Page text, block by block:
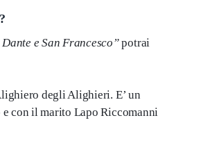
e San Francesco”potrai
degli Alighieri. E’ un
con il marito Lapo Riccomanni